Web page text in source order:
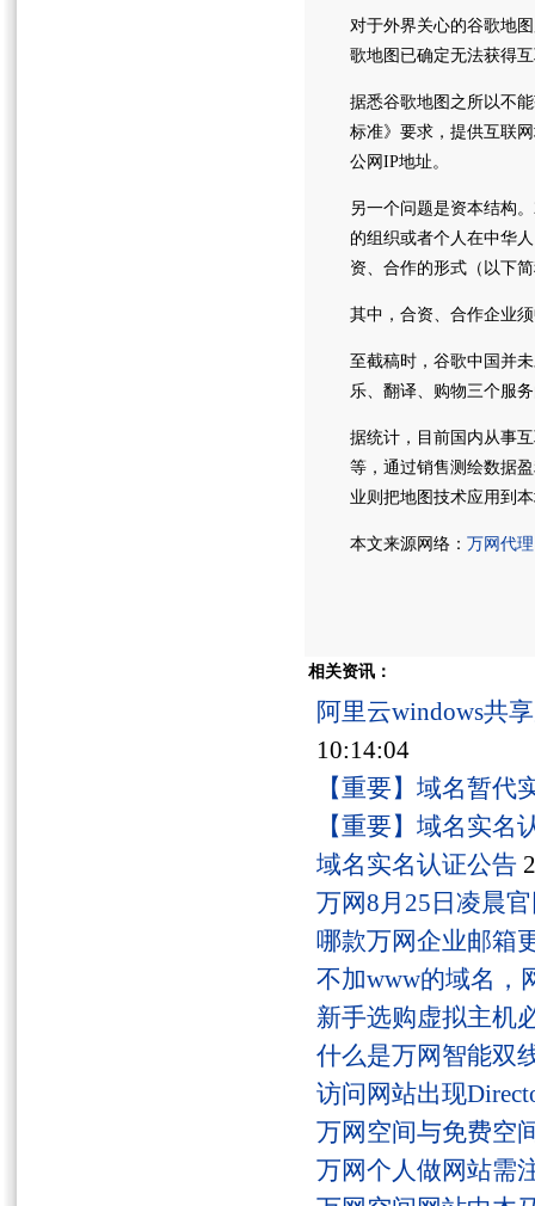
对于外界关心的谷歌地
歌地图已确定无法获得
据悉谷歌地图之所以不
标准》要求，提供互联
公网IP地址。
另一个问题是资本结构
的组织或者个人在中华
资、合作的形式（以下
其中，合资、合作企业
至截稿时，谷歌中国并
乐、翻译、购物三个服
据统计，目前国内从事
等，通过销售测绘数据
业则把地图技术应用到
本文来源网络： 万网代理
相关资讯：
阿里云windows共
10:14:04
【重要】域名暂代
【重要】域名实名
域名实名认证公告
万网8月25日凌晨
哪款万网企业邮箱
不加www的域名，
新手选购虚拟主机
什么是万网智能双
访问网站出现
万网空间与免费空
万网个人做网站需